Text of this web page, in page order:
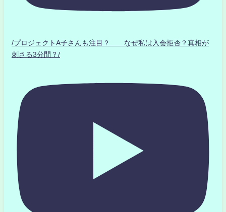
/プロジェクトA子さんも注目？ なぜ私は入会拒否？真相が
刺さる3分間？/